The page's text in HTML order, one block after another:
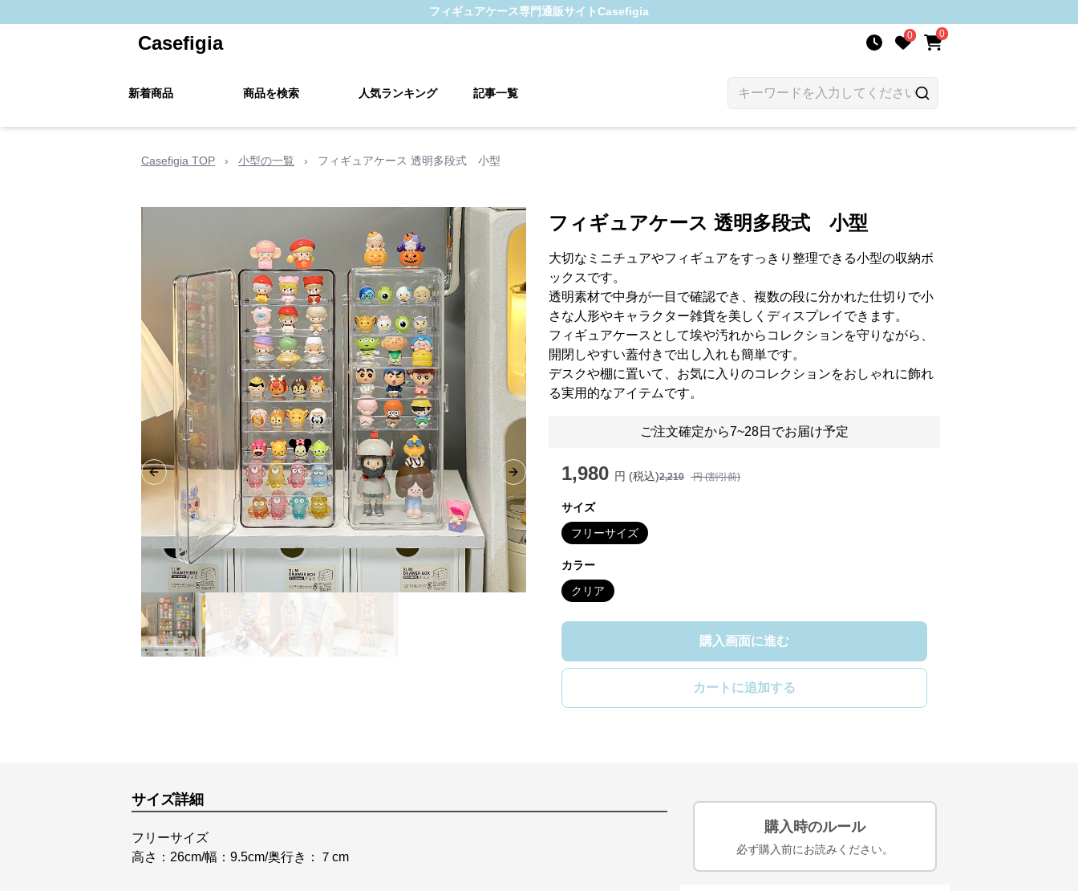
フィギュアケース専門通販サイトCasefigia
Casefigia 0 0
新着商品 商品を検索 人気ランキング 記事一覧
Casefigia TOP › 小型の一覧 › フィギュアケース 透明多段式 小型
Previous slide Next slide
フィギュアケース 透明多段式 小型
大切なミニチュアやフィギュアをすっきり整理できる小型の収納ボ
ックスです。
透明素材で中身が一目で確認でき、複数の段に分かれた仕切りで小
さな人形やキャラクター雑貨を美しくディスプレイできます。
フィギュアケースとして埃や汚れからコレクションを守りながら、
開閉しやすい蓋付きで出し入れも簡単です。
デスクや棚に置いて、お気に入りのコレクションをおしゃれに飾れ
る実用的なアイテムです。
ご注文確定から7~28日でお届け予定
1,980 円 (税込)2,210 円 (割引前)
サイズ
フリーサイズ
カラー
クリア
購入画面に進む
カートに追加する
サイズ詳細
フリーサイズ
高さ：26cm/幅：9.5cm/奥行き：７cm
購入時のルール
必ず購入前にお読みください。